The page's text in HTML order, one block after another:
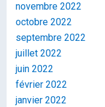
novembre 2022
octobre 2022
septembre 2022
juillet 2022
juin 2022
février 2022
janvier 2022